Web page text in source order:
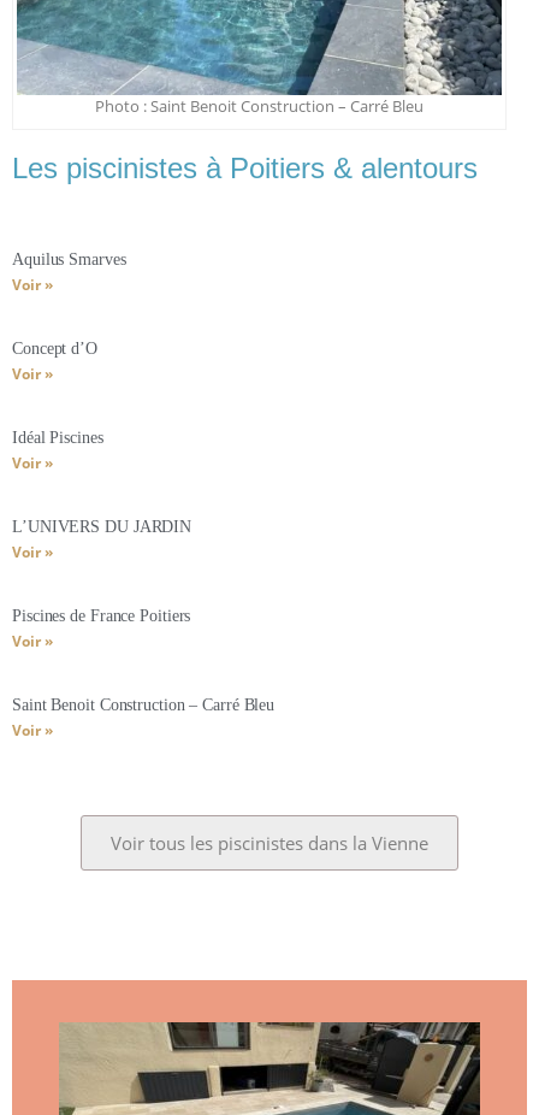
Photo : Saint Benoit Construction – Carré Bleu
Les piscinistes à Poitiers & alentours
Aquilus Smarves
Voir »
Concept d’O
Voir »
Idéal Piscines
Voir »
L’UNIVERS DU JARDIN
Voir »
Piscines de France Poitiers
Voir »
Saint Benoit Construction – Carré Bleu
Voir »
Voir tous les piscinistes dans la Vienne